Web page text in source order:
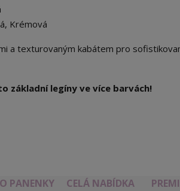
Krémová
a texturovaným kabátem pro
základní legíny ve více barvách!
PANENKY CELÁ NABÍDKA